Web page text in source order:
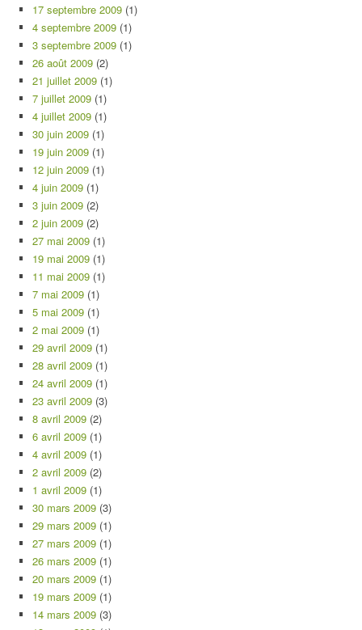
17 septembre 2009 (1)
4 septembre 2009 (1)
3 septembre 2009 (1)
26 août 2009 (2)
21 juillet 2009 (1)
7 juillet 2009 (1)
4 juillet 2009 (1)
30 juin 2009 (1)
19 juin 2009 (1)
12 juin 2009 (1)
4 juin 2009 (1)
3 juin 2009 (2)
2 juin 2009 (2)
27 mai 2009 (1)
19 mai 2009 (1)
11 mai 2009 (1)
7 mai 2009 (1)
5 mai 2009 (1)
2 mai 2009 (1)
29 avril 2009 (1)
28 avril 2009 (1)
24 avril 2009 (1)
23 avril 2009 (3)
8 avril 2009 (2)
6 avril 2009 (1)
4 avril 2009 (1)
2 avril 2009 (2)
1 avril 2009 (1)
30 mars 2009 (3)
29 mars 2009 (1)
27 mars 2009 (1)
26 mars 2009 (1)
20 mars 2009 (1)
19 mars 2009 (1)
14 mars 2009 (3)